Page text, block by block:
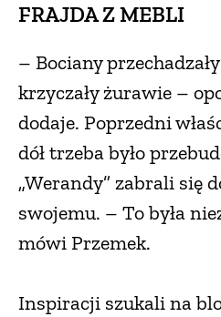
FRAJDA Z MEBLI
– Bociany
krzyczały żurawie –
dodaje. Poprzedni
dół trzeba było
„Werandy” zabrali się
swojemu. – To była
mówi Przemek.
Inspiracji szukali na